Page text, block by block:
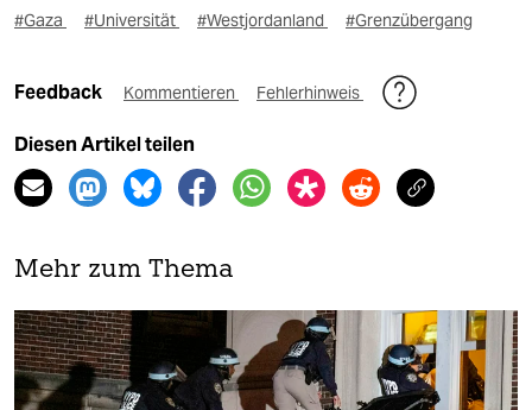
#Gaza
#Universität #Westjordanland #Grenzübergang
Feedback Kommentieren Fehlerhinweis
Diesen Artikel teilen
Mehr zum Thema